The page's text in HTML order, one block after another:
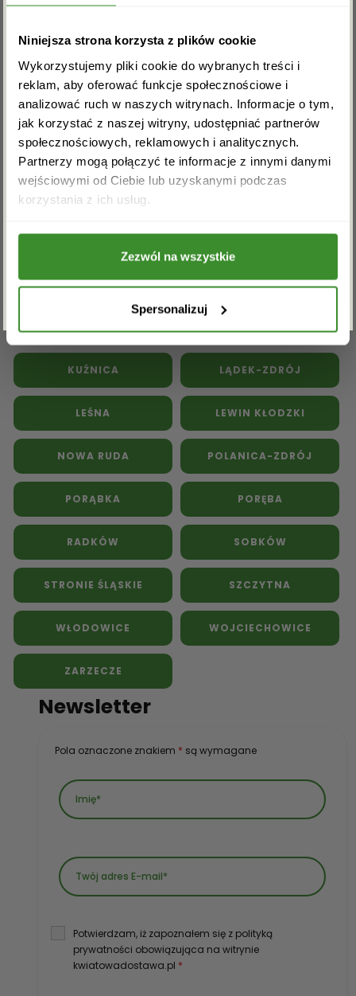
Niniejsza strona korzysta z plików cookie
Wykorzystujemy pliki cookie do wybranych treści i
reklam, aby oferować funkcje społecznościowe i
analizować ruch w naszych witrynach. Informacje o tym,
jak korzystać z naszej witryny, udostępniać partnerów
społecznościowych, reklamowych i analitycznych.
Partnerzy mogą połączyć te informacje z innymi danymi
wejściowymi od Ciebie lub uzyskanymi podczas
korzystania z ich usług.
Zezwól na wszystkie
Spersonalizuj
Kwiaty doniczkowe
Inne kwiaciarnie w powiecie
kłodzkim:
BIELICE BOBROWNIKI
BYSTRZYCA KŁODZKA
DUSZNIKI-ZDRÓJ
KŁODZKO KOLNO
KUŹNICA LĄDEK-ZDRÓJ
LEŚNA LEWIN KŁODZKI
NOWA RUDA POLANICA-ZDRÓJ
PORĄBKA PORĘBA
RADKÓW SOBKÓW
STRONIE ŚLĄSKIE SZCZYTNA
WŁODOWICE WOJCIECHOWICE
ZARZECZE
Newsletter
Pola oznaczone znakiem * są wymagane
Potwierdzam, iż zapoznałem się z polityką
prywatności obowiązująca na witrynie
kwiatowadostawa.pl *
Zapisz się do newslettera i zgarnij
rabat na pierwsze zakupy!
Akceptuję regulamin i wyrażam zgodę na
przetwarzanie powyższych danych osobowych
ZAPISZ SIĘ